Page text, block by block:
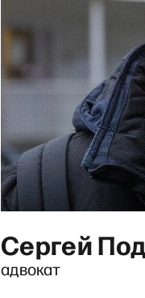
Сергей
адвокат